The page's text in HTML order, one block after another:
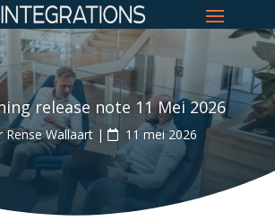
release note 11 Mei 2026
Rense Wallaart| 11 mei 2026